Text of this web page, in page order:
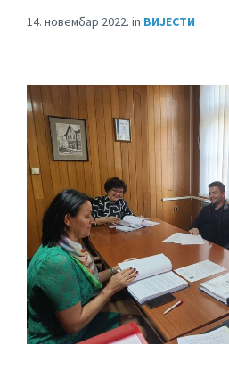
14. новембар 2022. in ВИЈЕСТИ